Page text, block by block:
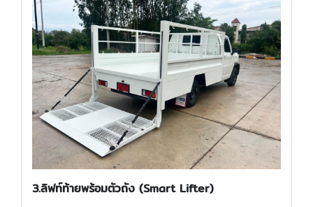
3.ลิฟท์ท้ายพร้อมตัวถัง (Smart Lifter)